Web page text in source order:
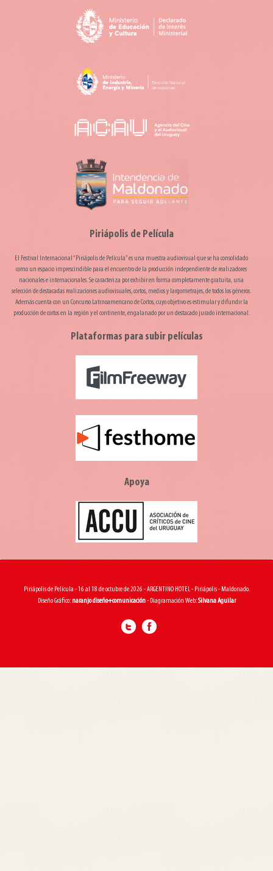
Piriápolis de Película
El Festival Internacional “Piriápolis de Película” es una muestra audiovisual que se ha consolidado
como un espacio imprescindible para el encuentro de la producción independiente de realizadores
nacionales e internacionales. Se caracteriza por exhibir en forma completamente gratuita, una
selección de destacadas realizaciones audiovisuales, cortos, medios y largometrajes, de todos los géneros.
Además cuenta con un Concurso Latinoamericano de Cortos, cuyo objetivo es estimular y difundir la
producción de cortos en la región y el continente, engalanado por un destacado jurado internacional.
Plataformas para subir películas
Apoya
Piriápolis de Película - 16 al 18 de octubre de 2026 - ARGENTINO HOTEL - Piriápolis - Maldonado.
Diseño Gráfico: naranjo diseño+comunicación- Diagramación Web:Silvana Aguilar